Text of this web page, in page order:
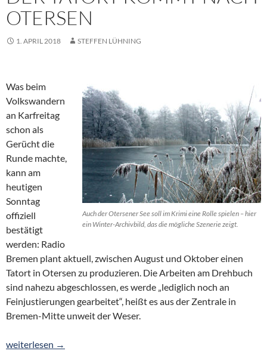
OTERSEN
1. APRIL 2018 STEFFEN LÜHNING
Auch der Otersener See soll im Krimi eine Rolle spielen – hier
ein Winter-Archivbild, das die mögliche Szenerie zeigt.
Was beim
Volkswandern
an Karfreitag
schon als
Gerücht die
Runde machte,
kann am
heutigen
Sonntag
offiziell
bestätigt
werden: Radio
Bremen plant aktuell, zwischen August und Oktober einen
Tatort in Otersen zu produzieren. Die Arbeiten am Drehbuch
sind nahezu abgeschlossen, es werde „lediglich noch an
Feinjustierungen gearbeitet“, heißt es aus der Zentrale in
Bremen-Mitte unweit der Weser.
Der Tatort kommt nach Otersen
weiterlesen →